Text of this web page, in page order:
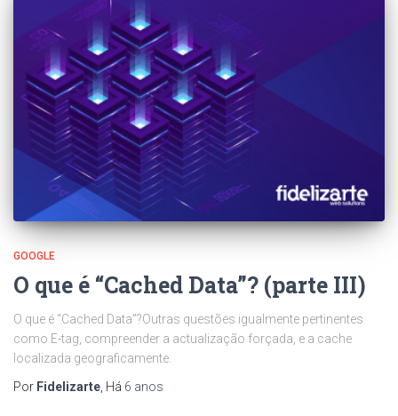
GOOGLE
O que é “Cached Data”? (parte III)
O que é “Cached Data”?Outras questões igualmente pertinentes
como E-tag, compreender a actualização forçada, e a cache
localizada geograficamente.
Por Fidelizarte , Há 6 anos